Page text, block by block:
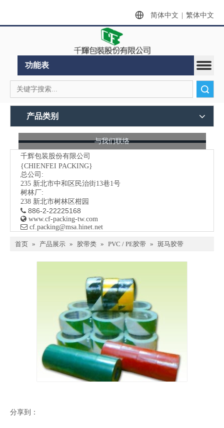
简体中文 繁体中文
功能表
产品类别
与我们联络
千辉包装股份有限公司
{CHIENFEI PACKING}
总公司:
235 新北市中和区民治街13巷1号
树林厂:
238 新北市树林区柑园
 886-2-22225168
 www.cf-packing-tw.com
 ​ cf.packing@msa.hinet.net
首页 » 产品展示 » 胶带类 » PVC / PE胶带 » 斑马胶带
分享到：